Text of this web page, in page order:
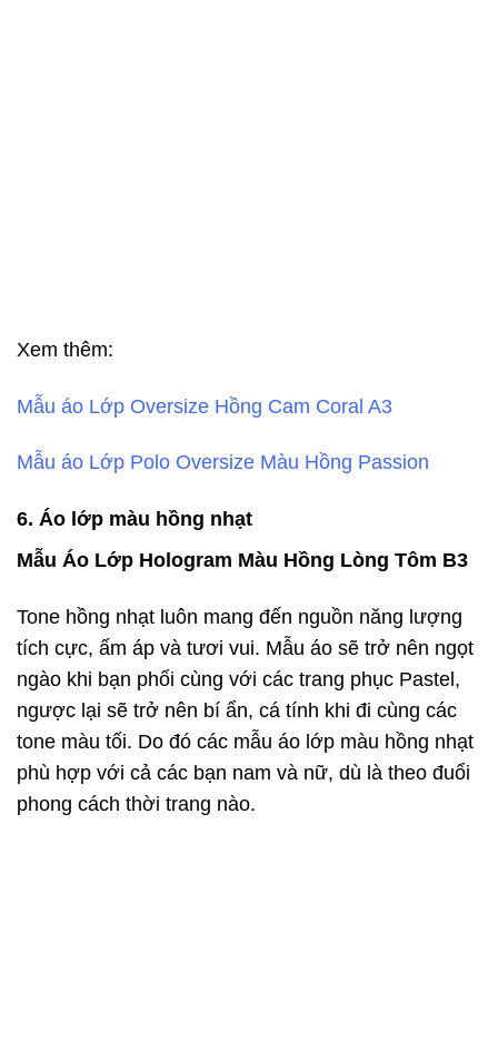
Xem thêm:
Mẫu áo Lớp Oversize Hồng Cam Coral A3
Mẫu áo Lớp Polo Oversize Màu Hồng Passion
6. Áo lớp màu hồng nhạt
Mẫu Áo Lớp Hologram Màu Hồng Lòng Tôm B3
Tone hồng nhạt luôn mang đến nguồn năng lượng
tích cực, ấm áp và tươi vui. Mẫu áo sẽ trở nên ngọt
ngào khi bạn phối cùng với các trang phục Pastel,
ngược lại sẽ trở nên bí ẩn, cá tính khi đi cùng các
tone màu tối. Do đó các mẫu áo lớp màu hồng nhạt
phù hợp với cả các bạn nam và nữ, dù là theo đuổi
phong cách thời trang nào.